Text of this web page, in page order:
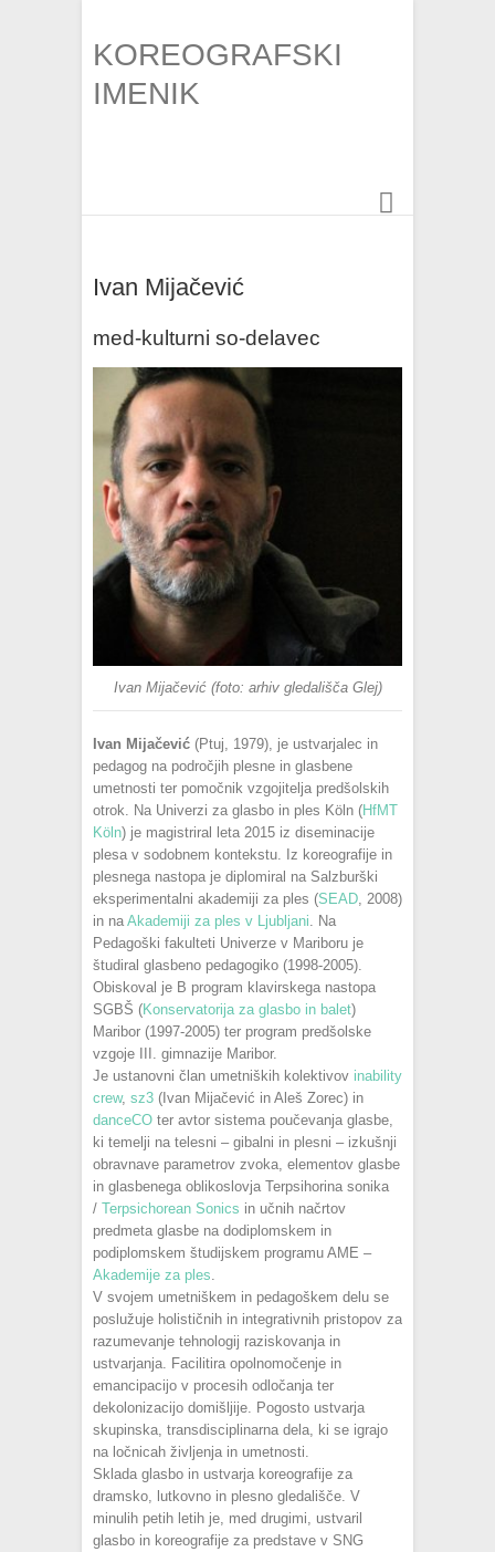
KOREOGRAFSKI
IMENIK
Ivan Mijačević
med-kulturni so-delavec
Ivan Mijačević (foto: arhiv gledališča Glej)
Ivan Mijačević (Ptuj, 1979), je ustvarjalec in
pedagog na področjih plesne in glasbene
umetnosti ter pomočnik vzgojitelja predšolskih
otrok. Na Univerzi za glasbo in ples Köln (HfMT
Köln) je magistriral leta 2015 iz diseminacije
plesa v sodobnem kontekstu. Iz koreografije in
plesnega nastopa je diplomiral na Salzburški
eksperimentalni akademiji za ples (SEAD , 2008)
in na Akademiji za ples v Ljubljani . Na
Pedagoški fakulteti Univerze v Mariboru je
študiral glasbeno pedagogiko (1998-2005).
Obiskoval je B program klavirskega nastopa
SGBŠ (Konservatorija za glasbo in balet)
Maribor (1997-2005) ter program predšolske
vzgoje III. gimnazije Maribor.
Je ustanovni član umetniških kolektivov inability
crew, sz3 (Ivan Mijačević in Aleš Zorec) in
danceCO ter avtor sistema poučevanja glasbe,
ki temelji na telesni – gibalni in plesni – izkušnji
obravnave parametrov zvoka, elementov glasbe
in glasbenega oblikoslovja Terpsihorina sonika
/ Terpsichorean Sonics in učnih načrtov
predmeta glasbe na dodiplomskem in
podiplomskem študijskem programu AME –
Akademije za ples
V svojem umetniškem in pedagoškem delu se
poslužuje holističnih in integrativnih pristopov za
razumevanje tehnologij raziskovanja in
ustvarjanja. Facilitira opolnomočenje in
emancipacijo v procesih odločanja ter
dekolonizacijo domišljije. Pogosto ustvarja
skupinska, transdisciplinarna dela, ki se igrajo
na ločnicah življenja in umetnosti.
Sklada glasbo in ustvarja koreografije za
dramsko, lutkovno in plesno gledališče. V
minulih petih letih je, med drugimi, ustvaril
glasbo in koreografije za predstave v SNG